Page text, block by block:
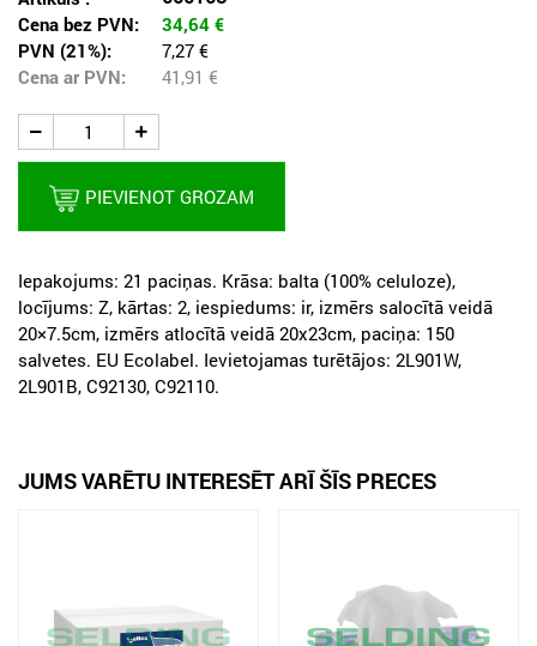
Cena bez PVN: 34,64 €
PVN (21%):
7,27 €
Cena ar PVN:
41,91 €
PIEVIENOT GROZAM
Iepakojums: 21 paciņas. Krāsa: balta (100% celuloze),
locījums: Z, kārtas: 2, iespiedums: ir, izmērs salocītā veidā
20×7.5cm, izmērs atlocītā veidā 20x23cm, paciņa: 150
salvetes. EU Ecolabel. Ievietojamas turētājos: 2L901W,
2L901B, C92130, C92110.
JUMS VARĒTU INTERESĒT ARĪ ŠĪS PRECES